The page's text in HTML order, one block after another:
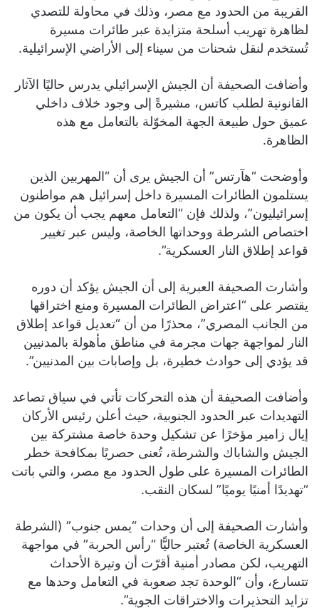
القريبة من الحدود مع مصر، وذلك في محاولة للتصدي
لظاهرة تهريب أسلحة متزايدة عبر طائرات مسيرة
تُستخدم لنقل شحنات من سيناء إلى الأراضي الإسرائيلية.
وأضافت الصحيفة أن الجيش الإسرائيلي يدرس حاليًا الآثار
القانونية لطلب كاتس، مشيرةً إلى وجود خلاف داخلي
عميق حول طبيعة الجهة المخوّلة بالتعامل مع هذه
الظاهرة.
وأوضحت “هآرتس” أن الجيش يرى أن “المهربين الذين
يستلمون الطائرات المسيرة داخل إسرائيل هم مواطنون
إسرائيليون”، ولذلك فإن “التعامل معهم يجب أن يكون من
اختصاص الشرطة ووحداتها الخاصة، وليس عبر تغيير
قواعد إطلاق النار العسكرية”.
وأشارت الصحيفة العبرية إلى أن الجيش يؤكد أن دوره
يقتصر على “اعتراض الطائرات المسيرة ومنع اختراقها
من الجانب المصري”، محذرًا من أن “تعديل قواعد إطلاق
النار لمواجهة جهات مجرمة في مناطق مأهولة بالمدنيين
قد يؤدي إلى حوادث خطيرة، بل وإصابات بين المدنيين”.
وأضافت الصحيفة أن هذه التحركات تأتي في سياق تصاعد
التهديدات عبر الحدود الجنوبية، حيث أعلن رئيس الأركان
إيال زامير مؤخرًا عن تشكيل وحدة خاصة مشتركة بين
الجيش والشاباك والشرطة، تُعنى حصريًا بمكافحة خطر
الطائرات المسيرة على طول الحدود مع مصر، والتي باتت
“تهديدًا أمنيًا يوميًا” لسكان النقب.
وأشارت الصحيفة إلى أن وحدات “يمس جنوب” (الشرطة
العسكرية الخاصة) تُعتبر حاليًّا “رأس الحربة” في مواجهة
التهريب، لكن مصادر أمنية أقرّت أن وتيرة الأحداث
تتسارع، وأن “الوحدة تجد صعوبة في التعامل وحدها مع
تزايد التحذيرات والاختراقات الجوية”.